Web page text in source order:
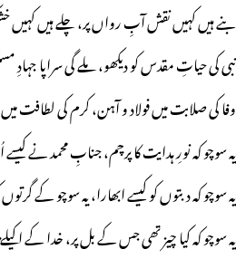
بنے ہیں کہیں نقش آبِ رواں پر، چلے ہیں کہیں
نبی کی حیاتِ مقدس کو دیکھو، ملے گی سراپا جہادِ
وفا کی صلابت میں فولاد و آہن، کرم کی لطافت
یہ سوچو کہ نورِ ہدایت کا پرچم، جنابِ محمد نے کیسے
یہ سوچو کہ دبتوں کو کیسے ابھارا، یہ سوچو کے گرتوں
یہ سوچو کہ کیا چیز تھی جس کے بل پر، خدا کے